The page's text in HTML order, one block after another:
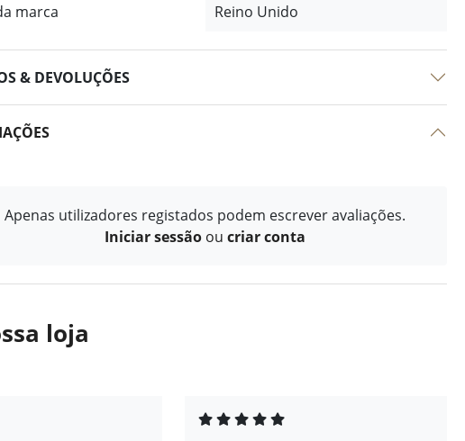
marca Reino Unido
& DEVOLUÇÕES
Apenas utilizadores registados podem escrever avaliações.
Iniciar sessão ou criar conta
loja